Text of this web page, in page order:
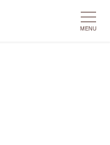
MENU